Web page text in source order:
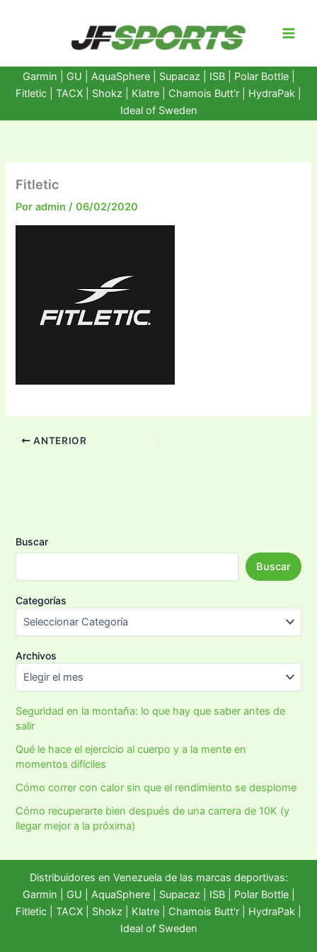
Garmin GU AquaSphere| Supacaz | ISB | Polar Bottle|
Fitletic
TACX Shokz Klatre Chamois Butt'r HydraPak
Ideal of Sweden
Fitletic
Poradmin/06/02/2020
ANTERIOR
Buscar
Buscar
Categorías
Archivos
Seguridad en la montaña: lo que hay que saber antes de
salir
Qué le hace el ejercicio al cuerpo y a la mente en
momentos difíciles
Cómo correr con calor sin que el rendimiento se desplome
Cómo recuperarte bien después de una carrera de 10K (y
llegar mejor a la próxima)
Distribuidores en Venezuela de las marcas deportivas:
Garmin
GU AquaSphere| Supacaz | ISB | Polar Bottle|
Fitletic
TACX Shokz Klatre Chamois Butt'r HydraPak
Ideal of Sweden